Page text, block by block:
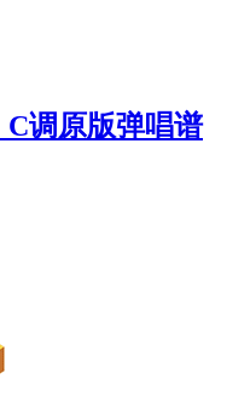
调原版弹唱谱